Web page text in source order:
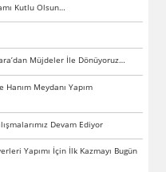
Kutlu Olsun…
Müjdeler İle Dönüyoruz…
Meydanı Yapım
Devam Ediyor
Yapımı İçin İlk Kazmayı Bugün